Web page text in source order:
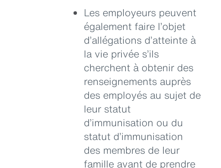
Les employeurs peuvent
également faire l’objet
d’allégations d’atteinte à
la vie privée s’ils
cherchent à obtenir des
renseignements auprès
des employés au sujet de
leur statut
d’immunisation ou du
statut d’immunisation
des membres de leur
famille avant de prendre